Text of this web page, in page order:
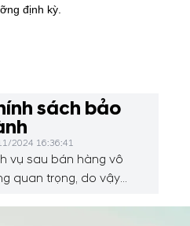
định kỳ.
sách bảo
2024 16:36:41
vụ sau bán hàng vô
quan trọng, do vậy